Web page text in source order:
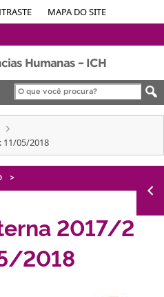
MAPA DO SITE
Humanas – ICH
11/05/2018
>
2017/2
2018